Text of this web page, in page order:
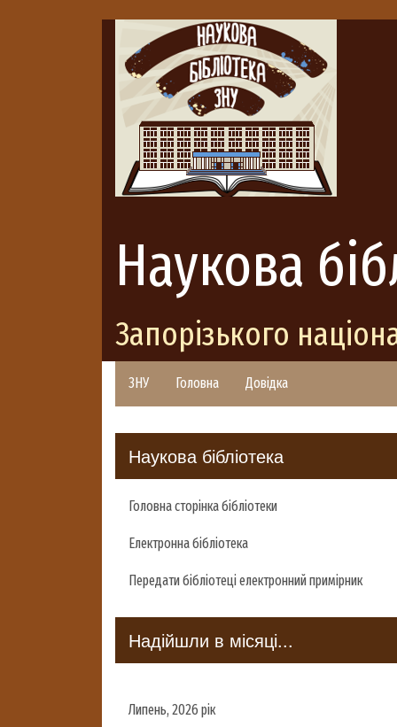
Наукова
Запорізького
ЗНУ Головна Довідка
Наукова бібліотека
Головна сторінка бібліотеки
Електронна бібліотека
Передати бібліотеці електронний примірник
Надійшли в місяці...
Липень, 2026 рік